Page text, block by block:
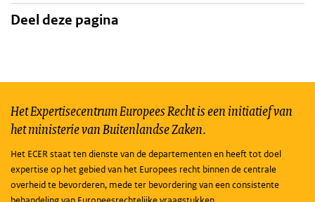
Deel deze pagina
Het Expertisecentrum Europees Recht is een initiatief van
het ministerie van Buitenlandse Zaken.
Het ECER staat ten dienste van de departementen en heeft tot doel
expertise op het gebied van het Europees recht binnen de centrale
overheid te bevorderen, mede ter bevordering van een consistente